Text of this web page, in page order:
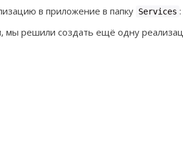
в приложение в папку Services :
мы решили создать ещё одну